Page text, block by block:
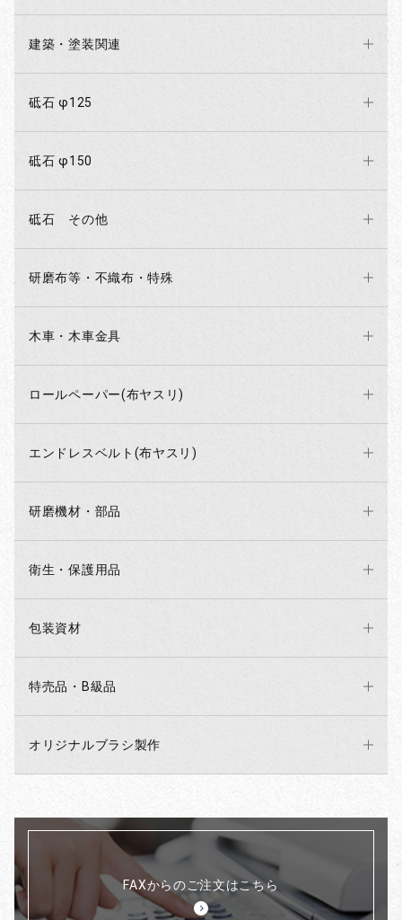
建築・塗装関連
砥石 φ125
砥石 φ150
砥石 その他
研磨布等・不織布・特殊
木車・木車金具
ロールペーパー(布ヤスリ)
エンドレスベルト(布ヤスリ)
研磨機材・部品
衛生・保護用品
包装資材
特売品・B級品
オリジナルブラシ製作
FAXからのご注文はこちら